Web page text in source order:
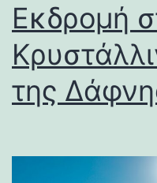
Εκδρομή
της